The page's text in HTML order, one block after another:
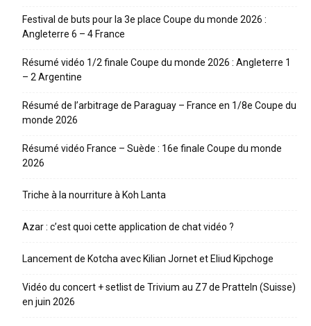
Festival de buts pour la 3e place Coupe du monde 2026 :
Angleterre 6 – 4 France
Résumé vidéo 1/2 finale Coupe du monde 2026 : Angleterre 1
– 2 Argentine
Résumé de l’arbitrage de Paraguay – France en 1/8e Coupe du
monde 2026
Résumé vidéo France – Suède : 16e finale Coupe du monde
2026
Triche à la nourriture à Koh Lanta
Azar : c’est quoi cette application de chat vidéo ?
Lancement de Kotcha avec Kilian Jornet et Eliud Kipchoge
Vidéo du concert + setlist de Trivium au Z7 de Pratteln (Suisse)
en juin 2026